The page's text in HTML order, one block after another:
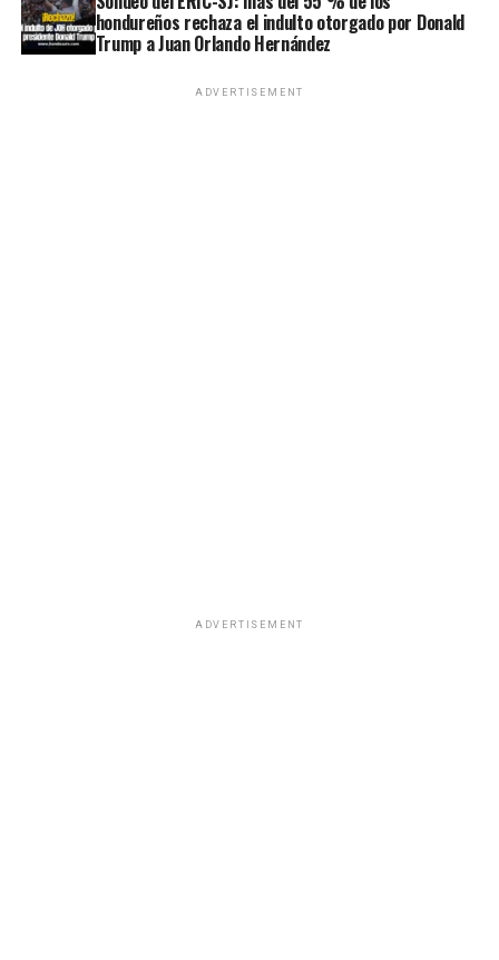
hondureños rechaza el indulto otorgado por Donald
Trump a Juan Orlando Hernández
ADVERTISEMENT
ADVERTISEMENT